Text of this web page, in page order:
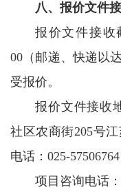
八、报价文件
报价文件接收
00（邮递、快递以
受报价。
报价文件接收
社区农商街205号
电话：025-57506764
项目咨询电话